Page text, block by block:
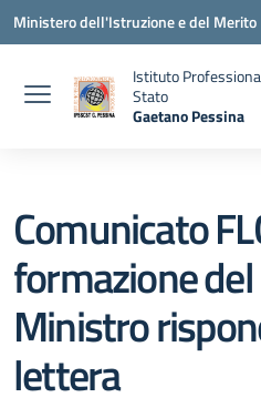
Vai ai contenuti
Vai al menu di navigazione
Vai al footer
Ministero dell'Istruzione e del Merito
Istituto
Stato
Gaetano Pessina
Comunicato
formazione
Ministro
lettera